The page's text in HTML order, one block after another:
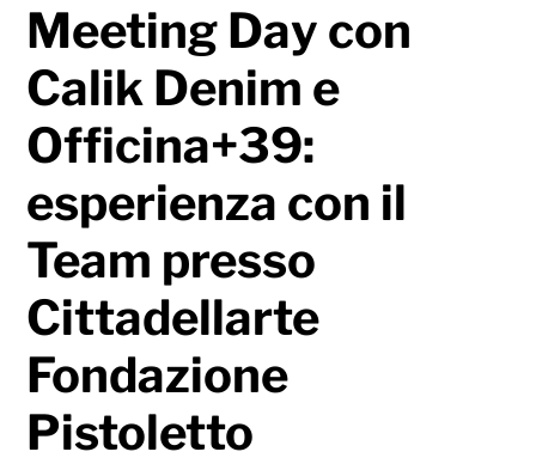
Meeting Day con
Calik Denim e
Officina+39:
esperienza con il
Team presso
Cittadellarte
Fondazione
Pistoletto